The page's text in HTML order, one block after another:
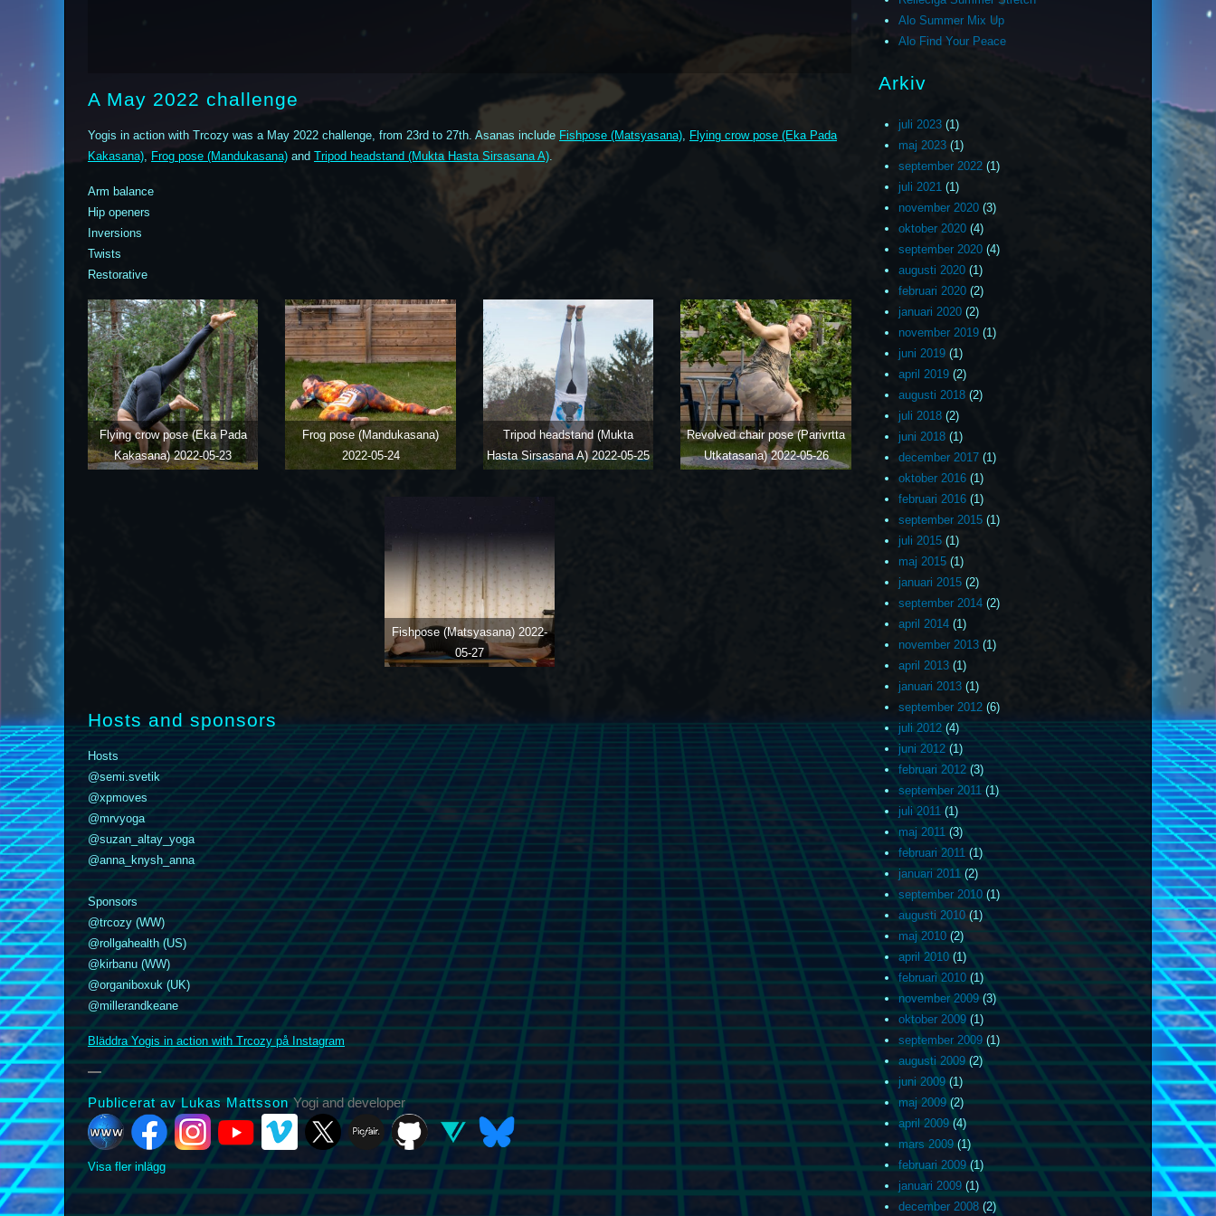
A May 2022 challenge
Yogis in action with Trcozy was a May 2022 challenge, from 23rd to 27th. Asanas include Fishpose (Matsyasana), Flying crow pose (Eka Pada
Kakasana), Frog pose (Mandukasana) and Tripod headstand (Mukta Hasta Sirsasana A).
Arm balance
Hip openers
Inversions
Twists
Restorative
Flying crow pose (Eka Pada
Kakasana)2022-05-23
Frog pose (Mandukasana)
2022-05-24
Tripod headstand (Mukta
Hasta Sirsasana A)2022-05-25
Revolved chair pose (Parivrtta
Utkatasana)2022-05-26
Fishpose (Matsyasana) 2022-
05-27
Hosts and sponsors
Hosts
@semi.svetik
@xpmoves
@mrvyoga
@suzan_altay_yoga
@anna_knysh_anna
Sponsors
@trcozy (WW)
@rollgahealth (US)
@kirbanu (WW)
@organiboxuk (UK)
@millerandkeane
Bläddra Yogis in action with Trcozy på Instagram
Publicerat av Lukas MattssonYogi and developer
YouTubeVimeo X Picfair Github Vero Bluesky
Visa fler inlägg
Alo Summer Mix Up
Alo Find Your Peace
Arkiv
juli 2023(1)
maj 2023(1)
september 2022(1)
juli 2021(1)
november 2020(3)
oktober 2020(4)
september 2020(4)
augusti 2020(1)
februari 2020(2)
januari 2020(2)
november 2019(1)
juni 2019(1)
april 2019(2)
augusti 2018(2)
juli 2018(2)
juni 2018(1)
december 2017(1)
oktober 2016(1)
februari 2016(1)
september 2015(1)
juli 2015(1)
maj 2015(1)
januari 2015(2)
september 2014(2)
april 2014(1)
november 2013(1)
april 2013(1)
januari 2013(1)
september 2012(6)
juli 2012(4)
juni 2012(1)
februari 2012(3)
september 2011(1)
juli 2011(1)
maj 2011(3)
februari 2011(1)
januari 2011(2)
september 2010(1)
augusti 2010(1)
maj 2010(2)
april 2010(1)
februari 2010(1)
november 2009(3)
oktober 2009(1)
september 2009(1)
augusti 2009(2)
juni 2009(1)
maj 2009(2)
april 2009(4)
mars 2009(1)
februari 2009(1)
januari 2009(1)
december 2008(2)